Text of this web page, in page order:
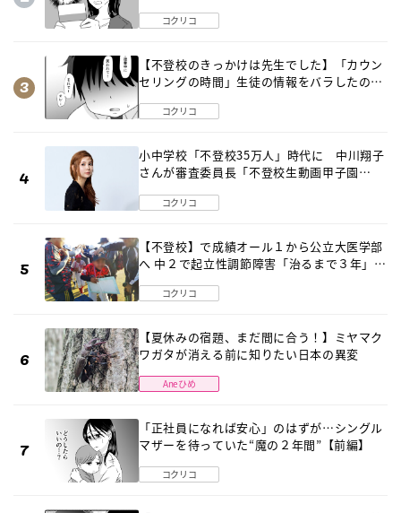
コクリコ
【不登校のきっかけは先生でした】「カウン
セリングの時間」生徒の情報をバラしたの
コクリコ
小中学校「不登校35万人」時代に 中川翔子
さんが審査委員長「不登校生動画甲子園
コクリコ
【不登校】で成績オール１から公立大医学部
へ 中２で起立性調節障害「治るまで３年」の
コクリコ
【夏休みの宿題、まだ間に合う！】ミヤマク
ワガタが消える前に知りたい日本の異変
Aneひめ
「正社員になれば安心」のはずが…シングル
マザーを待っていた“魔の２年間”【前編】
コクリコ